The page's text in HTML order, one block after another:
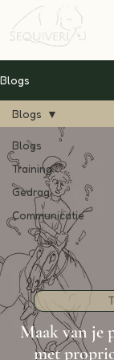
Blogs
Blogs
Training
Gedrag
Communicatie
Blogs
Maak van je
met